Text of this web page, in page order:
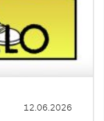
12.06.2026